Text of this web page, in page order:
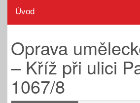
Úvod
Oprava
– Kříž při ulici
1067/8